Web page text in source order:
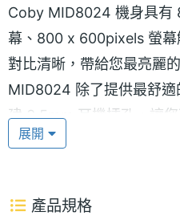
Coby MID8024 機身具有
幕、800 x 600pixels 螢幕
對比清晰，帶給您最亮麗
MID8024 除了提供最舒
建 3.5mm 耳機插孔，讓
聽。
Android 2.2 作業系統
展開
產品規格